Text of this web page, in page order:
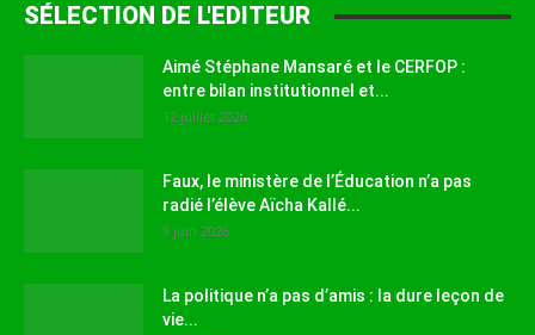
SÉLECTION DE L'EDITEUR
Aimé Stéphane Mansaré et le CERFOP :
entre bilan institutionnel et...
12 juillet 2026
Faux, le ministère de l’Éducation n’a pas
radié l’élève Aïcha Kallé...
9 juin 2026
La politique n’a pas d’amis : la dure leçon de
vie...